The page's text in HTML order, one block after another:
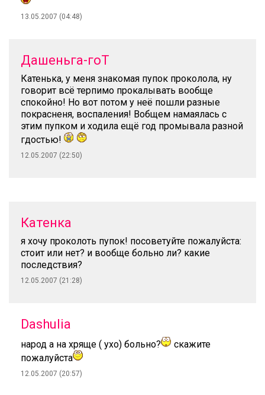
13.05.2007 (04:48)
Дашеньга-гоТ
Катенька, у меня знакомая пупок проколола, ну
говорит всё терпимо прокалывать вообще
спокойно! Но вот потом у неё пошли разные
покрасненя, воспаления! Вобщем намаялась с
этим пупком и ходила ещё год промывала разной
гдостью!
12.05.2007 (22:50)
Катенка
я хочу проколоть пупок! посоветуйте пожалуйста:
стоит или нет? и вообще больно ли? какие
последствия?
12.05.2007 (21:28)
Dashulia
народ а на хряще ( ухо) больно?
скажите
пожалуйста
12.05.2007 (20:57)